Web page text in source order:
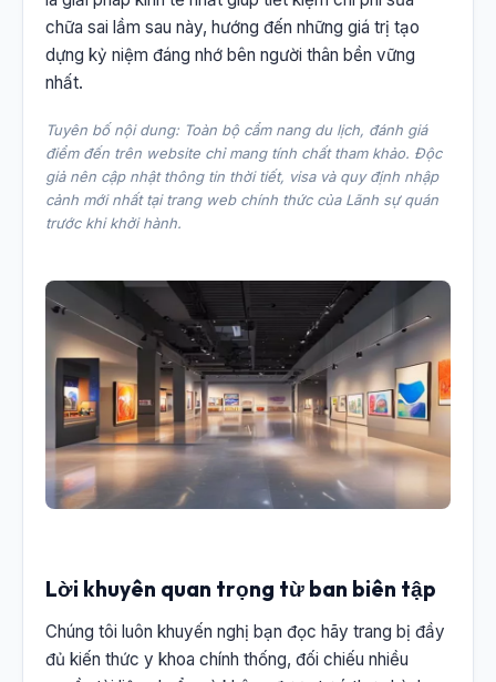
chữa sai lầm sau này, hướng đến những giá trị tạo
dựng kỷ niệm đáng nhớ bên người thân bền vững
nhất.
Tuyên bố nội dung: Toàn bộ cẩm nang du lịch, đánh giá
điểm đến trên website chỉ mang tính chất tham khảo. Độc
giả nên cập nhật thông tin thời tiết, visa và quy định nhập
cảnh mới nhất tại trang web chính thức của Lãnh sự quán
trước khi khởi hành.
Lời khuyên quan trọng từ ban biên tập
Chúng tôi luôn khuyến nghị bạn đọc hãy trang bị đầy
đủ kiến thức y khoa chính thống, đối chiếu nhiều